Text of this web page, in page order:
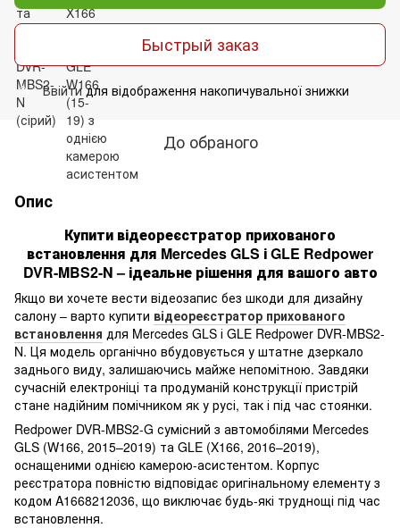
Быстрый заказ
% Ввійтидля відображення накопичувальної знижки
До обраного
Опис
Купити відеореєстратор прихованого
встановлення для Mercedes GLS і GLE Redpower
DVR-MBS2-N – ідеальне рішення для вашого авто
Якщо ви хочете вести відеозапис без шкоди для дизайну
салону – варто купити відеореєстратор прихованого
встановлення для Mercedes GLS і GLE Redpower DVR-MBS2-
N. Ця модель органічно вбудовується у штатне дзеркало
заднього виду, залишаючись майже непомітною. Завдяки
сучасній електроніці та продуманій конструкції пристрій
стане надійним помічником як у русі, так і під час стоянки.
Redpower DVR-MBS2-G сумісний з автомобілями Mercedes
GLS (W166, 2015–2019) та GLE (X166, 2016–2019),
оснащеними однією камерою-асистентом. Корпус
реєстратора повністю відповідає оригінальному елементу з
кодом A1668212036, що виключає будь-які труднощі під час
встановлення.